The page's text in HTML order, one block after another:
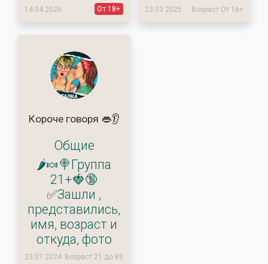
14.04.2026 От 18+ 23.03.2025 Возраст От 16+
Короче говоря 👄👂
Общие
🌶🍬🍭Группа
21+🍓🔞
✅Зашли ,
представились,
имя, возраст и
откуда, фото
23.07.2024 Возраст 21 до 85